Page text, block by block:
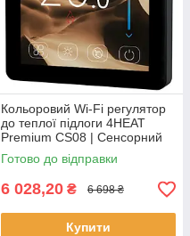
Кольоровий Wi-Fi регулятор
до теплої підлоги 4HEAT
Premium CS08 | Сенсорний
TFT-дисплей 4-дюйма
Готово до відправки
6 028,20 ₴ 6 698 ₴
Купити